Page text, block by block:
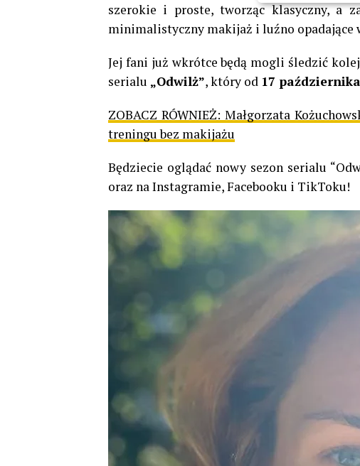
szerokie i proste, tworząc klasyczny, a
minimalistyczny makijaż i luźno opadające
Jej fani już wkrótce będą mogli śledzić
serialu „Odwilż”, który od 17 października
ZOBACZ RÓWNIEŻ: Małgorzata
treningu bez makijażu
Będziecie oglądać nowy sezon serialu
oraz na Instagramie, Facebooku i TikToku!